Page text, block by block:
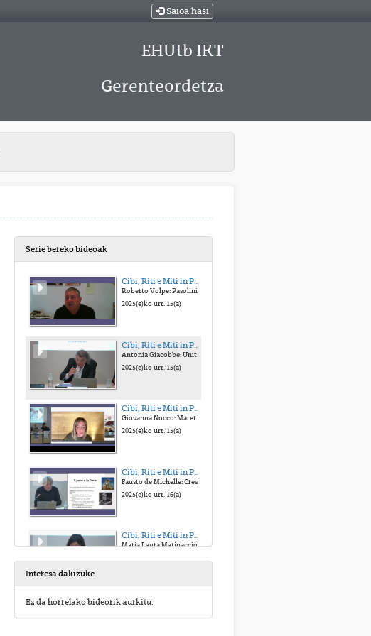
Saioa hasi
EHUtb IKT
Gerenteordetza
Serie bereko bideoak
Cibi, Riti e Miti in Pasolini
Roberto Volpe: Pasolini e la dieta mediterranea. Marco Salvadori: Introduzione di apertura del convegno. Rino Caputo: Il mito di Dante in Pasolini.
2025(e)ko urr. 15(a)
Cibi, Riti e Miti in Pasolini
Antonia Giacobbe: Unità, ambivalenza e alteritá nell'opera di Pasolini. Donato Santeramo: Il teatro necessario. Il cibo tra miti e riti nella praxis teatrale pasoliniana.
2025(e)ko urr. 15(a)
Cibi, Riti e Miti in Pasolini
Giovanna Nocco: Materia e identità: la lingua come rito della metamorfosi in Petrolio. Roberto Chiesi: Il rituale del cannibalismo in Medea. Angelo Favaro: Quando il cibo uccide.
2025(e)ko urr. 15(a)
Cibi, Riti e Miti in Pasolini
Fausto de Michelle: Cresciuti a pane e logos: il motivo del cibo come linguaggio culturale in Pasolini. Fiammetta D'Angelo: Il paradigma dell oltre nei dintorni del 68.
2025(e)ko urr. 16(a)
Cibi, Riti e Miti in Pasolini
Maria Laura Marinaccio: La società che divora. Joseba Lopezortega: Un siglo de azucenas. Giovanni La Rosa: Dal miracolo al banchetto.
Interesa dakizuke
Ez da horrelako bideorik aurkitu.